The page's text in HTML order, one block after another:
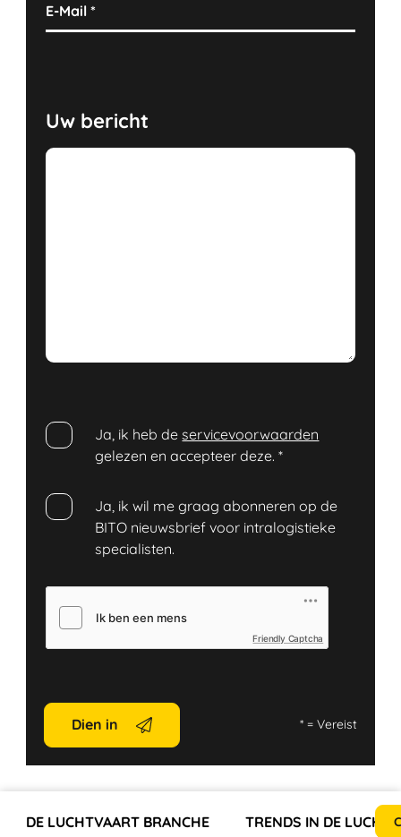
E-Mail*
Uw bericht
Ja, ik heb deservicevoorwaarden
gelezen en accepteer deze.*
Ja, ik wil me graag abonneren op de
BITO nieuwsbrief voor intralogistieke
specialisten.
Friendly Captcha
Dien in *= Vereist
DE LUCHTVAART BRANCHE TRENDS IN DE